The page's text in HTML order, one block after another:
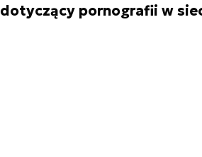
dotyczący pornografii w